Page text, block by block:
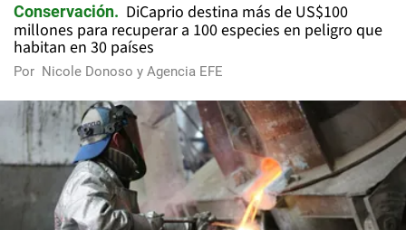
Conservación
DiCaprio destina más de US$100
millones para recuperar a 100 especies en peligro que
habitan en 30 países
Por Nicole Donoso y Agencia EFE